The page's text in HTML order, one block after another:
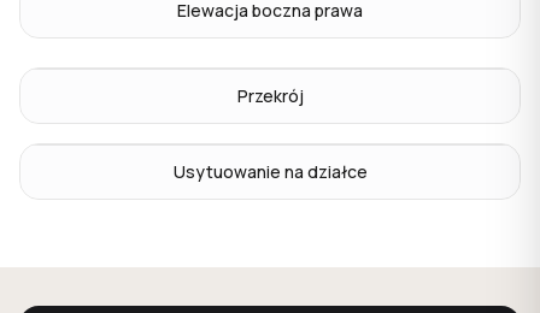
Elewacja boczna prawa
Przekrój
Usytuowanie na działce